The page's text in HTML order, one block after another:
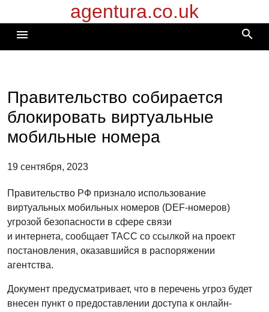
к
содержимому
agentura.co.uk
menu search
Правительство собирается
блокировать виртуальные
мобильные номера
19 сентября, 2023
Правительство РФ признало использование
виртуальных мобильных номеров (DEF-номеров)
угрозой безопасности в сфере связи
и интернета, сообщает ТАСС со ссылкой на проект
постановления, оказавшийся в распоряжении
агентства.
Документ предусматривает, что в перечень угроз будет
внесен пункт о предоставлении доступа к онлайн-